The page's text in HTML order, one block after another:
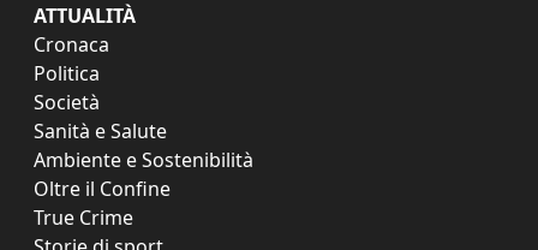
ATTUALITÀ
Cronaca
Politica
Società
Sanità e Salute
Ambiente e Sostenibilità
Oltre il Confine
True Crime